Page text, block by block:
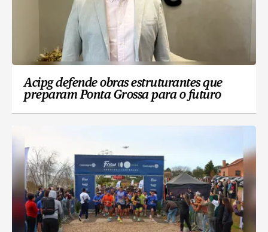
Acipg defende obras estruturantes que
preparam Ponta Grossa para o futuro